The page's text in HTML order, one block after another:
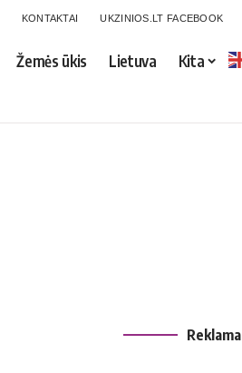
KONTAKTAI UKZINIOS.LT FACEBOOK
Žemės ūkis Lietuva Kita
Reklama